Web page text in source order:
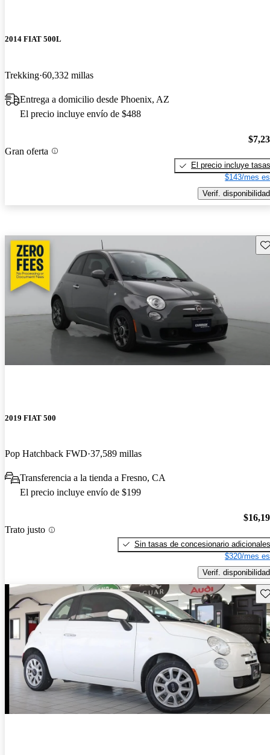
2014 FIAT 500L
Trekking 60,332 millas
Entrega a domicilio desde Phoenix, AZ
El precio incluye envío de $488
Gran oferta
El precio incluye tasas
$143/mes
Verif. disponibilidad
2019 FIAT 500
Pop Hatchback FWD 37,589 millas
Transferencia a la tienda a Fresno, CA
El precio incluye envío de $199
Trato justo
Sin tasas de concesionario adicionales
$320/mes
Verif. disponibilidad